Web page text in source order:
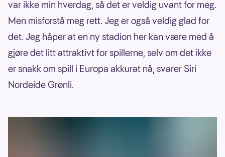
var ikke min hverdag, så det er veldig uvant for meg.
Men misforstå meg rett. Jeg er også veldig glad for
det. Jeg håper at en ny stadion her kan være med å
gjøre det litt attraktivt for spillerne, selv om det ikke
er snakk om spill i Europa akkurat nå, svarer Siri
Nordeide Grønli.